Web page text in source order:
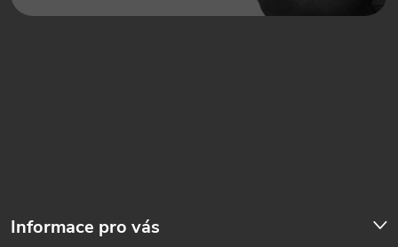
Informace pro vás